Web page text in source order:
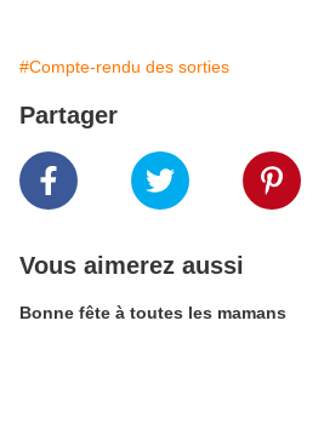
#Compte-rendu des sorties
Partager
Vous aimerez aussi
Bonne fête à toutes les mamans